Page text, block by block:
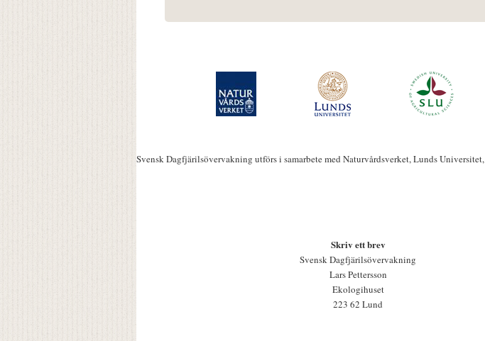
Svensk Dagfjärilsövervakning utförs i samarbete med Naturvårdsverket, Lunds
Skriv ett brev
Svensk Dagfjärilsövervakning
Lars Pettersson
Ekologihuset
223 62 Lund